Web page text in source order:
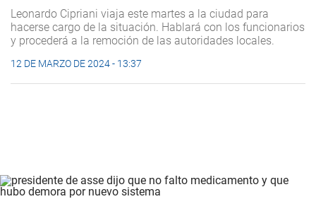
Leonardo Cipriani viaja este martes a la ciudad para
hacerse cargo de la situación. Hablará con los funcionarios
y procederá a la remoción de las autoridades locales.
12 DE MARZO DE 2024 - 13:37